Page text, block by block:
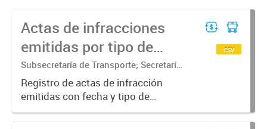
Actas de infracciones
emitidas por tipo de
vehiculo
Subsecretaría de Transporte; Secretaría
de Movilidad Urbana y Seguridad
ciudadana
Registro de actas de infracción
emitidas con fecha y tipo de
transporte
csv